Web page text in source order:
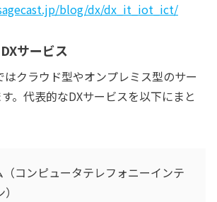
blog/dx/dx_it_iot_ict/
サービス
はクラウド型やオンプレミス型のサー
。代表的なDXサービスを以下にまと
コンピュータテレフォニーインテ